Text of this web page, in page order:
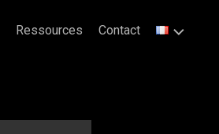
Ressources Contact